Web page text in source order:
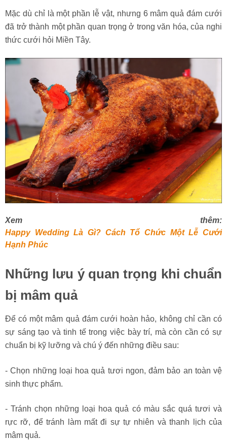
Mặc dù chỉ là một phần lễ vật, nhưng 6 mâm quả đám cưới
đã trở thành một phần quan trọng ở trong văn hóa, của nghi
thức cưới hỏi Miền Tây.
Xem thêm:
Happy Wedding Là Gì? Cách Tổ Chức Một Lễ Cưới
Hạnh Phúc
Những lưu ý quan trọng khi chuẩn
bị mâm quả
Để có một mâm quả đám cưới hoàn hảo, không chỉ cần có
sự sáng tạo và tinh tế trong việc bày trí, mà còn cần có sự
chuẩn bị kỹ lưỡng và chú ý đến những điều sau:
- Chọn những loại hoa quả tươi ngon, đảm bảo an toàn vệ
sinh thực phẩm.
- Tránh chọn những loại hoa quả có màu sắc quá tươi và
rực rỡ, để tránh làm mất đi sự tự nhiên và thanh lịch của
mâm quả.